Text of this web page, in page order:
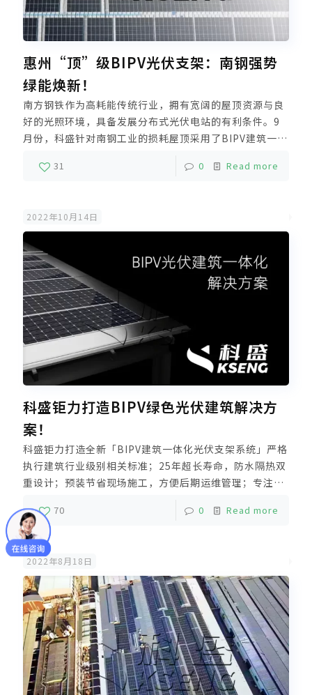
惠州“顶”级BIPV光伏支架：南钢强势
绿能焕新！
南方钢铁作为高耗能传统行业，拥有宽阔的屋顶资源与良
好的光照环境，具备发展分布式光伏电站的有利条件。9
月份，科盛针对南钢工业的损耗屋顶采用了BIPV建筑一体
化整体光伏支架解决方案，开启3.5MW南钢工业屋顶的焕
新工程。
31 0 Read more
2022年10月14日
科盛钜力打造BIPV绿色光伏建筑解决方
案！
科盛钜力打造全新「BIPV建筑一体化光伏支架系统」严格
执行建筑行业级别相关标准；25年超长寿命，防水隔热双
重设计；预装节省现场施工，方便后期运维管理；专注为
大型工商业屋顶公共建筑，定制绿能屋顶方案，赋能每一
寸屋顶环保与美学价值！
70 0 Read more
2022年8月18日